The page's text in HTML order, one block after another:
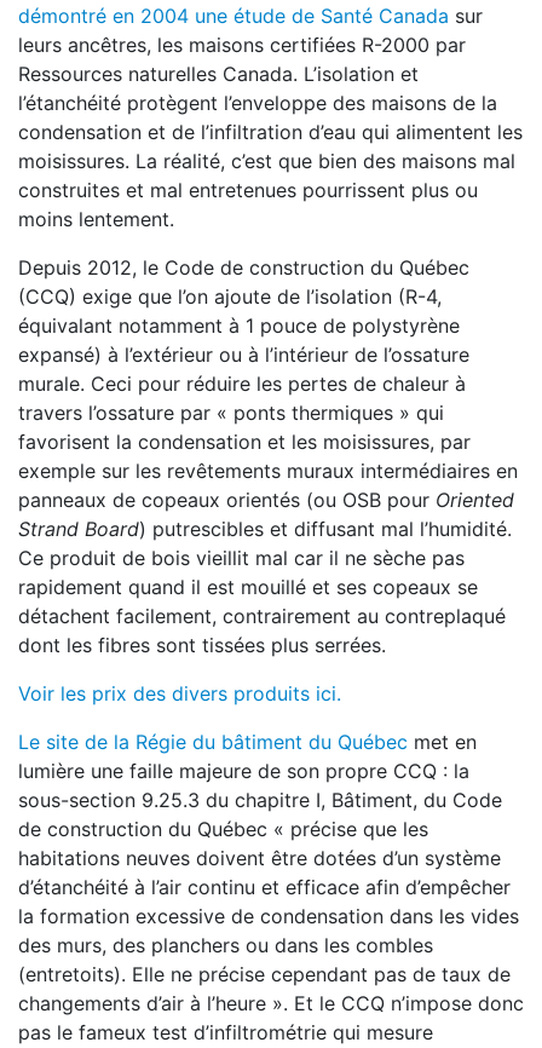
démontré en 2004 une étude de Santé Canada sur
leurs ancêtres, les maisons certifiées R-2000 par
Ressources naturelles Canada. L’isolation et
l’étanchéité protègent l’enveloppe des maisons de la
condensation et de l’infiltration d’eau qui alimentent les
moisissures. La réalité, c’est que bien des maisons mal
construites et mal entretenues pourrissent plus ou
moins lentement.
Depuis 2012, le Code de construction du Québec
(CCQ) exige que l’on ajoute de l’isolation (R-4,
équivalant notamment à 1 pouce de polystyrène
expansé) à l’extérieur ou à l’intérieur de l’ossature
murale. Ceci pour réduire les pertes de chaleur à
travers l’ossature par « ponts thermiques » qui
favorisent la condensation et les moisissures, par
exemple sur les revêtements muraux intermédiaires en
panneaux de copeaux orientés (ou OSB pour Oriented
Strand Board) putrescibles et diffusant mal l’humidité.
Ce produit de bois vieillit mal car il ne sèche pas
rapidement quand il est mouillé et ses copeaux se
détachent facilement, contrairement au contreplaqué
dont les fibres sont tissées plus serrées.
Voir les prix des divers produits ici.
Le site de la Régie du bâtiment du Québec met en
lumière une faille majeure de son propre CCQ : la
sous-section 9.25.3 du chapitre I, Bâtiment, du Code
de construction du Québec « précise que les
habitations neuves doivent être dotées d’un système
d’étanchéité à l’air continu et efficace afin d’empêcher
la formation excessive de condensation dans les vides
des murs, des planchers ou dans les combles
(entretoits). Elle ne précise cependant pas de taux de
changements d’air à l’heure ». Et le CCQ n’impose donc
pas le fameux test d’infiltrométrie qui mesure